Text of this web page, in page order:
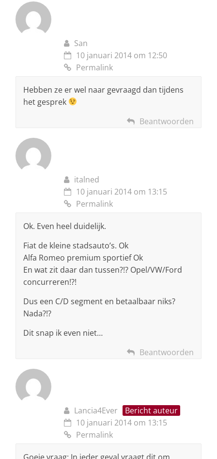
San
10 januari 2014 om 12:50
Permalink
Hebben ze er wel naar gevraagd dan tijdens
het gesprek
Beantwoorden
italned
10 januari 2014 om 13:15
Permalink
Ok. Even heel duidelijk.
Fiat de kleine stadsauto’s. Ok
Alfa Romeo premium sportief Ok
En wat zit daar dan tussen?!? Opel/VW/Ford
concurreren!?!
Dus een C/D segment en betaalbaar niks?
Nada?!?
Dit snap ik even niet…
Beantwoorden
Lancia4Ever
Bericht auteur
10 januari 2014 om 13:15
Permalink
Goeie vraag: In ieder geval vraagt dit om